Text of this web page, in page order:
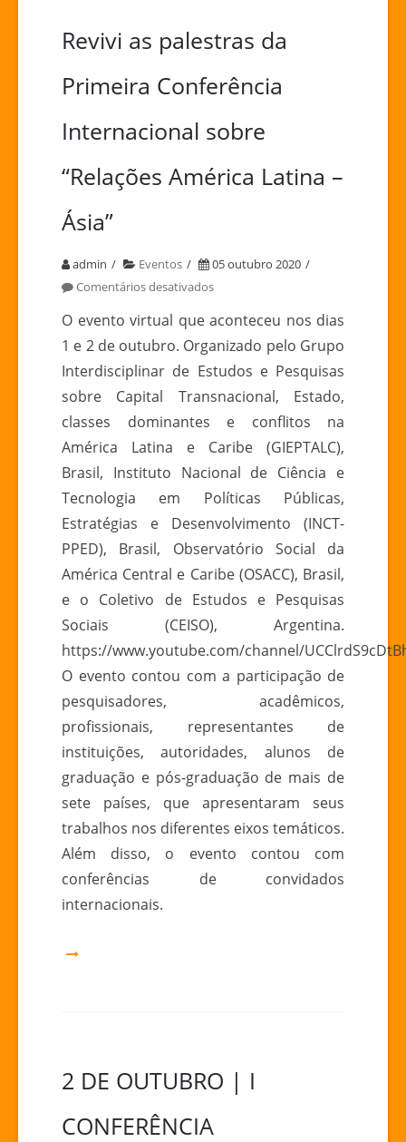
Revivi as palestras da
Primeira Conferência
Internacional sobre
“Relações América Latina –
Ásia”
admin Eventos
05 outubro 2020
Comentários desativadosem
as
palestras
da
Primeira
Conferência
Internacional
sobre
“Relações
–
Ásia”
O evento virtual que aconteceu nos dias
1 e 2 de outubro. Organizado pelo Grupo
Interdisciplinar de Estudos e Pesquisas
sobre Capital Transnacional, Estado,
classes dominantes e conflitos na
América Latina e Caribe (GIEPTALC),
Brasil, Instituto Nacional de Ciência e
Tecnologia em Políticas Públicas,
Estratégias e Desenvolvimento (INCT-
PPED), Brasil, Observatório Social da
América Central e Caribe (OSACC), Brasil,
e o Coletivo de Estudos e Pesquisas
Sociais (CEISO), Argentina.
https://www.youtube.com/channel/
O evento contou com a participação de
pesquisadores, acadêmicos,
profissionais, representantes de
instituições, autoridades, alunos de
graduação e pós-graduação de mais de
sete países, que apresentaram seus
trabalhos nos diferentes eixos temáticos.
Além disso, o evento contou com
conferências de convidados
internacionais.
2 DE OUTUBRO | I
CONFERÊNCIA